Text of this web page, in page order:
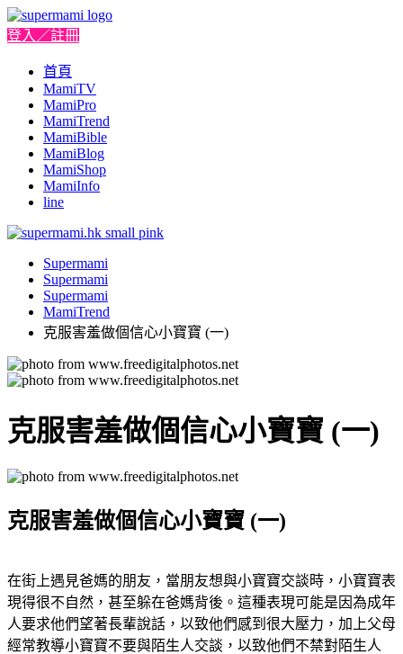
登入／註冊
首頁
MamiTV
MamiPro
MamiTrend
MamiBible
MamiBlog
MamiShop
MamiInfo
line
Supermami
Supermami
Supermami
MamiTrend
克服害羞做個信心小寶寶 (一)
克服害羞做個信心小寶寶 (一)
克服害羞做個信心小寶寶 (一)
在街上遇見爸媽的朋友，當朋友想與小寶寶交談時，小寶寶表
現得很不自然，甚至躲在爸媽背後。這種表現可能是因為成年
人要求他們望著長輩說話，以致他們感到很大壓力，加上父母
經常教導小寶寶不要與陌生人交談，以致他們不禁對陌生人